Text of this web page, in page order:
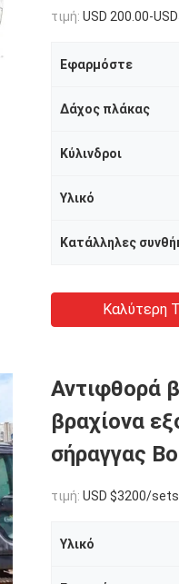
τιμή: USD 200.00-
Εφαρμόστε
Δάχος πλάκας
Κύλινδροι
Υλικό
Καλύτερη
Αντιφθορά
βραχίονα
σήραγγας
τιμή: USD $3200/sets
Υλικό